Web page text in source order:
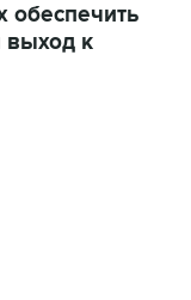
обеспечить
выход к